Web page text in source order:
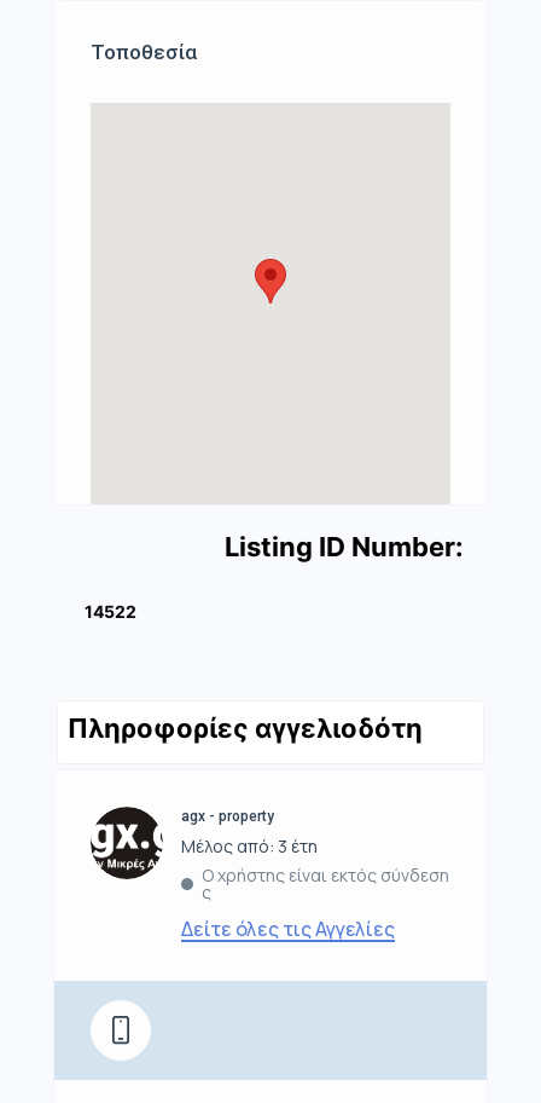
Τοποθεσία
Listing ID Number:
14522
Πληροφορίες αγγελιοδότη
agx - property
Μέλος από: 3 έτη
Ο χρήστης είναι εκτός σύνδεση
ς
Δείτε όλες τις Αγγελίες